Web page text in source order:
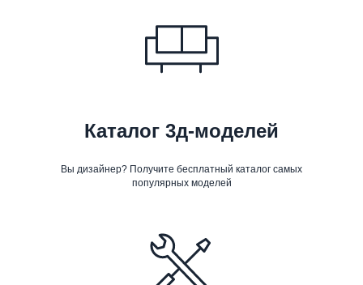
Каталог 3д-моделей
Вы дизайнер? Получите бесплатный каталог самых
популярных моделей